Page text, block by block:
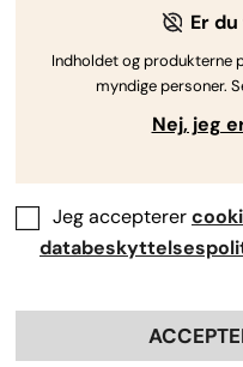
RQS Editorial Team
Hvor lang tid
cannabis
Hvis du spørger de
Er
Indholdet og produkterne
myndige personer.
Nej, jeg
Jeg accepterer